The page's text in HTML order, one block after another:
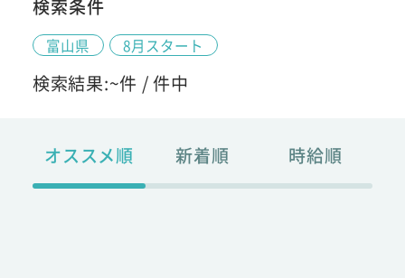
検索条件
富山県 8月スタート
検索結果:~件 /件中
オススメ順 新着順 時給順